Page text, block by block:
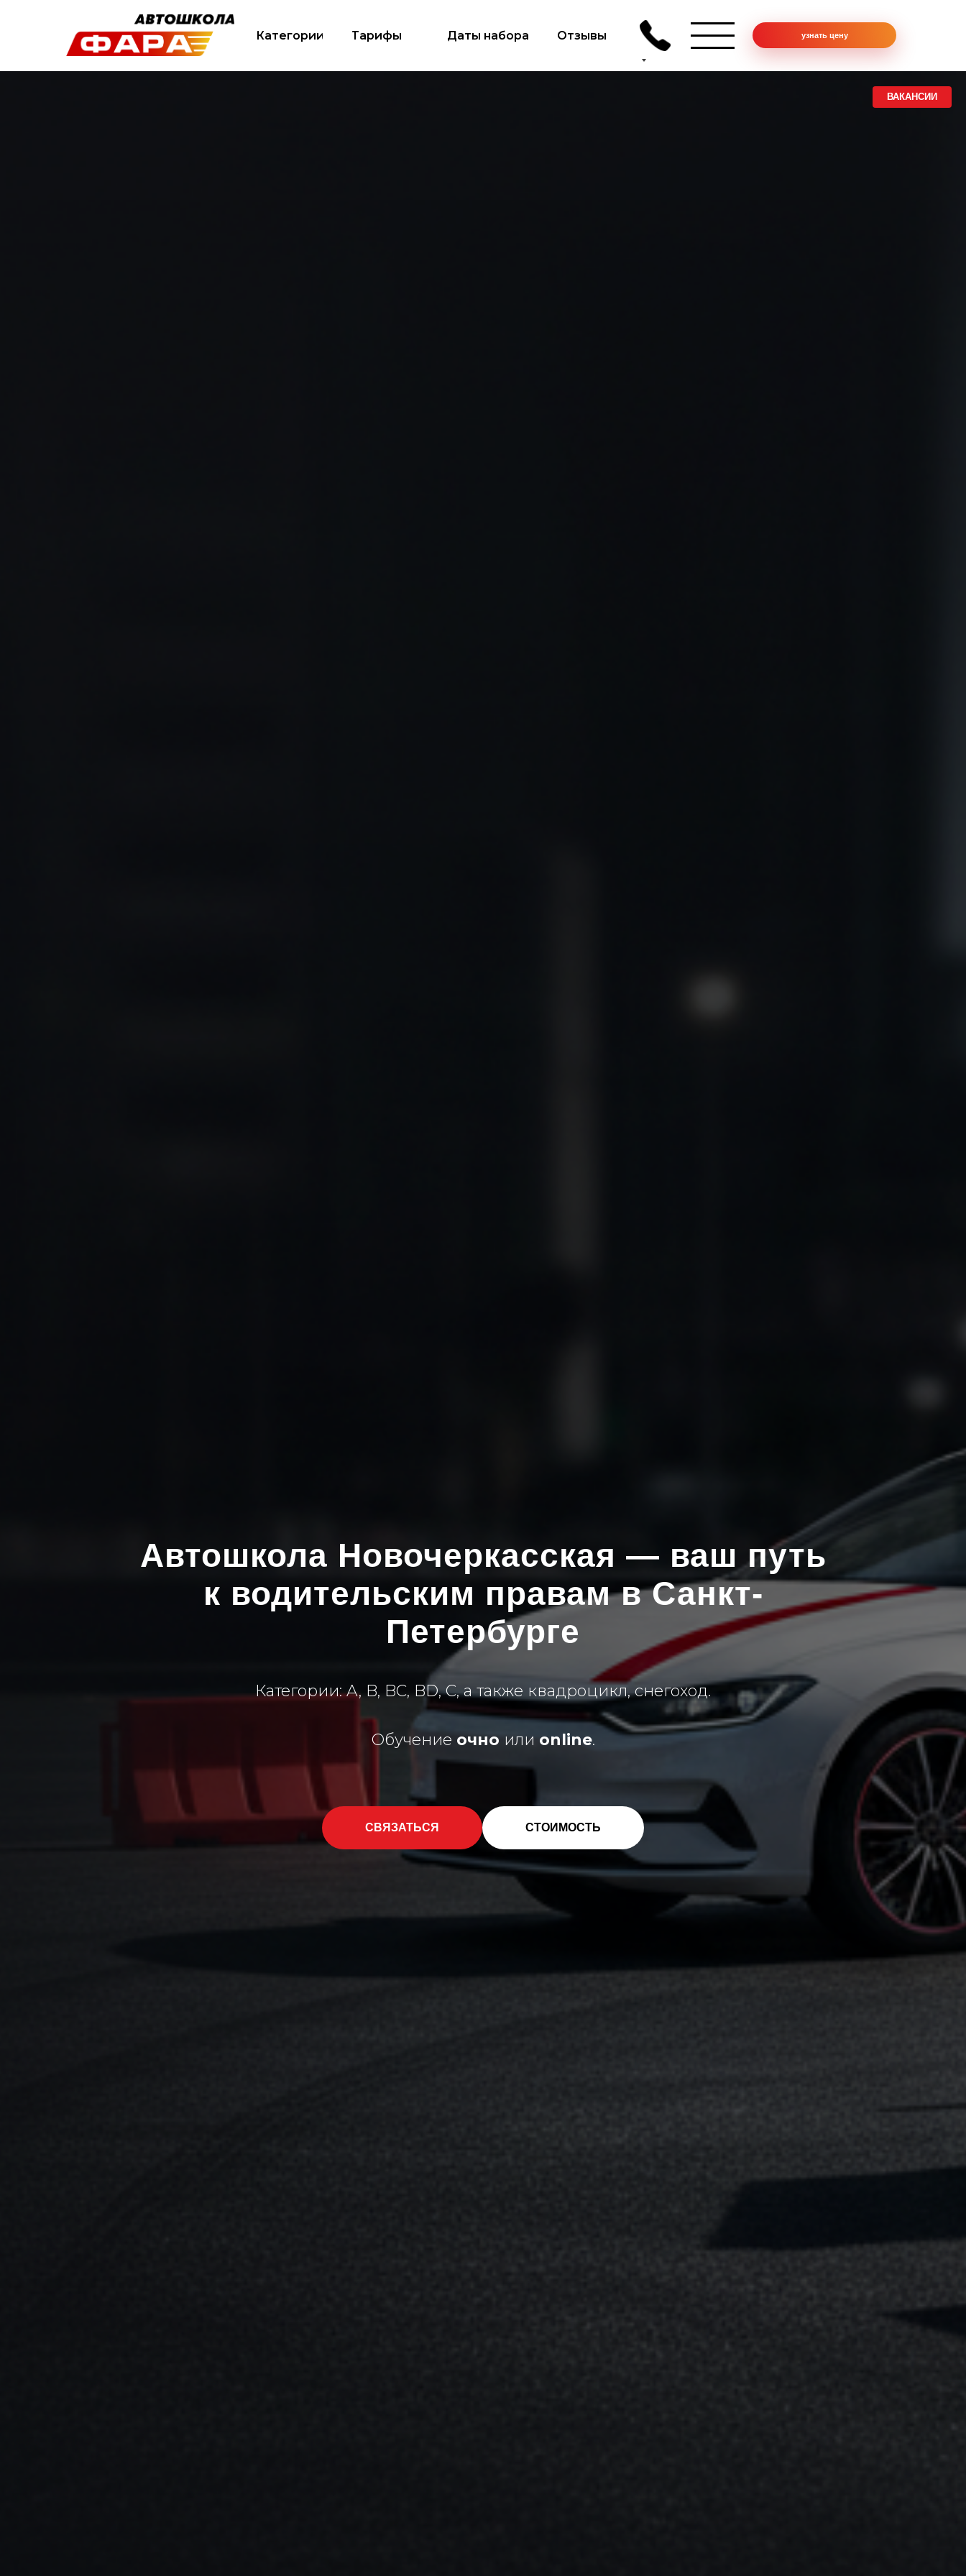
Категории узнать цену
Тарифы Даты набора Отзывы
Автошкола Новочеркасская — ваш путь
к водительским правам в Санкт-
Петербурге
Категории: A, B, BC, BD, C, а также квадроцикл, снегоход.
Обучение очно или online.
СВЯЗАТЬСЯ СТОИМОСТЬ
ВАКАНСИИ